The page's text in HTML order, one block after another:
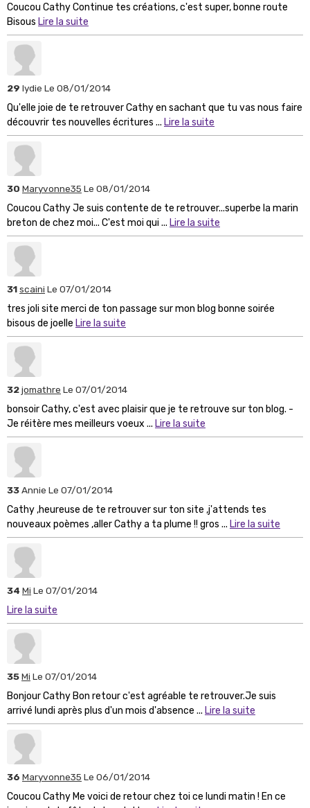
Coucou Cathy Continue tes créations, c'est super, bonne route
Bisous Lire la suite
29 lydie Le 08/01/2014
Qu'elle joie de te retrouver Cathy en sachant que tu vas nous faire
découvrir tes nouvelles écritures ... Lire la suite
30 Maryvonne35 Le 08/01/2014
Coucou Cathy Je suis contente de te retrouver...superbe la marin
breton de chez moi... C'est moi qui ... Lire la suite
31scaini Le 07/01/2014
tres joli site merci de ton passage sur mon blog bonne soirée
bisous de joelle Lire la suite
32jomathre Le 07/01/2014
bonsoir Cathy, c'est avec plaisir que je te retrouve sur ton blog. -
Je réitère mes meilleurs voeux ... Lire la suite
33Annie Le 07/01/2014
Cathy ,heureuse de te retrouver sur ton site ,j'attends tes
nouveaux poèmes ,aller Cathy a ta plume !! gros ... Lire la suite
34 Mi Le 07/01/2014
Lire la suite
35Mi Le 07/01/2014
Bonjour Cathy Bon retour c'est agréable te retrouver.Je suis
arrivé lundi après plus d'un mois d'absence ... Lire la suite
36 Maryvonne35 Le 06/01/2014
Coucou Cathy Me voici de retour chez toi ce lundi matin ! En ce